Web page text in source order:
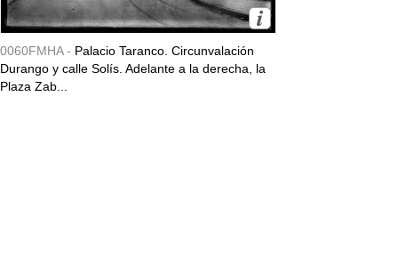
0060FMHA - Palacio Taranco. Circunvalación
Durango y calle Solís. Adelante a la derecha, la
Plaza Zab...